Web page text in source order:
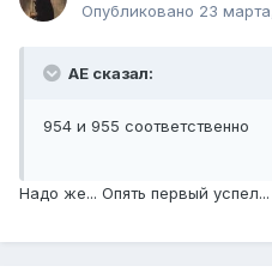
Опубликовано 23
АЕ сказал:
954 и 955 соответственно
Надо же... Опять первый